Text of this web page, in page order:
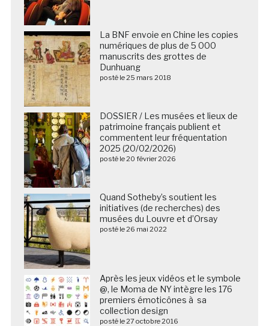
La BNF envoie en Chine les copies
numériques de plus de 5 000
manuscrits des grottes de
Dunhuang
posté le 25 mars 2018
DOSSIER / Les musées et lieux de
patrimoine français publient et
commentent leur fréquentation
2025 (20/02/2026)
posté le 20 février 2026
Quand Sotheby’s soutient les
initiatives (de recherches) des
musées du Louvre et d’Orsay
posté le 26 mai 2022
Après les jeux vidéos et le symbole
@, le Moma de NY intègre les 176
premiers émoticônes à sa
collection design
posté le 27 octobre 2016